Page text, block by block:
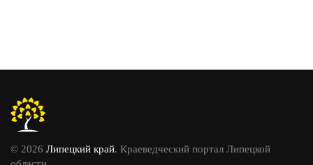
© 2026 Липецкий край. Краеведческий портал Липецкой